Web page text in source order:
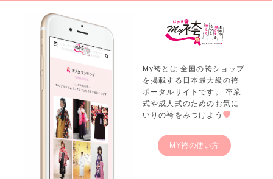
My袴とは 全国の袴ショップ
を掲載する日本最大級の袴
ポータルサイトです。 卒業
式や成人式のためのお気に
いりの袴をみつけよう
MY袴の使い方